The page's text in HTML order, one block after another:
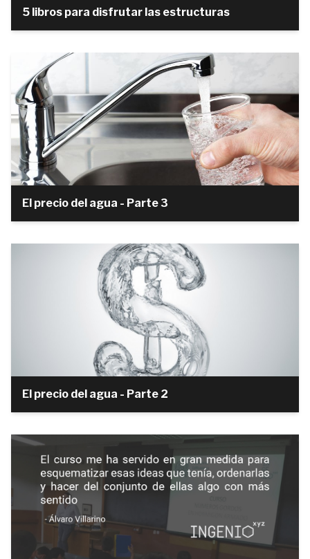
5 libros para disfrutar las estructuras
El precio del agua - Parte 3
El precio del agua - Parte 2